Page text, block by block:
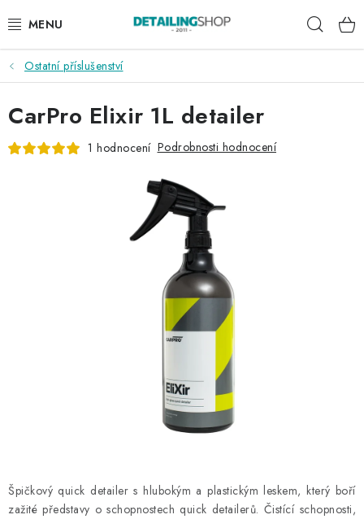
na
AKCE
NOVINKY
EXTERIÉR
DÁRKOVÉ SADY A POUKAZY
BYDLENÍ
Ostatní příslušenství
Špičkový quick detailer s hlubokým a plastickým leskem, který boří
zažité představy o schopnostech quick detailerů. Čistící schopnosti,
CarPro Elixir 1L detailer
1 hodnocení Podrobnosti hodnocení